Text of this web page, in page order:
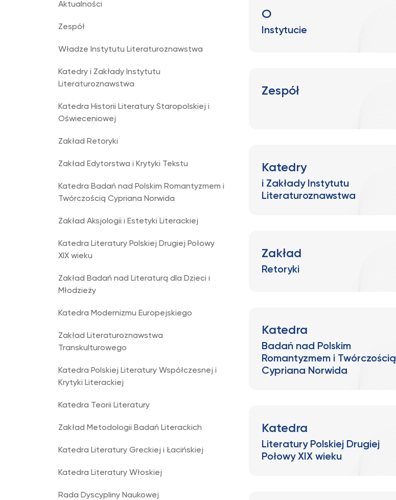
Aktualności
Zespół
Władze Instytutu Literaturoznawstwa
Katedry i Zakłady Instytutu
Literaturoznawstwa
Katedra Historii Literatury Staropolskiej i
Oświeceniowej
Zakład Retoryki
Zakład Edytorstwa i Krytyki Tekstu
Katedra Badań nad Polskim Romantyzmem i
Twórczością Cypriana Norwida
Zakład Aksjologii i Estetyki Literackiej
Katedra Literatury Polskiej Drugiej Połowy
XIX wieku
Zakład Badań nad Literaturą dla Dzieci i
Młodzieży
Katedra Modernizmu Europejskiego
Zakład Literaturoznawstwa
Transkulturowego
Katedra Polskiej Literatury Współczesnej i
Krytyki Literackiej
Katedra Teorii Literatury
Zakład Metodologii Badań Literackich
Katedra Literatury Greckiej i Łacińskiej
Katedra Literatury Włoskiej
Rada Dyscypliny Naukowej
O
Instytucie
Zespół
Katedry
i Zakłady Instytutu
Literaturoznawstwa
Zakład
Retoryki
Katedra
Badań nad Polskim
Romantyzmem i Twórczością
Cypriana Norwida
Katedra
Literatury Polskiej Drugiej
Połowy XIX wieku